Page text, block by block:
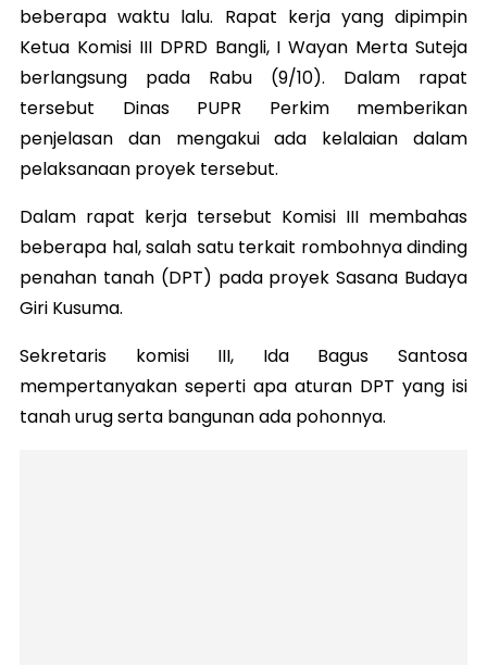
beberapa waktu lalu. Rapat kerja yang dipimpin
Ketua Komisi III DPRD Bangli, I Wayan Merta Suteja
berlangsung pada Rabu (9/10). Dalam rapat
tersebut Dinas PUPR Perkim memberikan
penjelasan dan mengakui ada kelalaian dalam
pelaksanaan proyek tersebut.
Dalam rapat kerja tersebut Komisi III membahas
beberapa hal, salah satu terkait rombohnya dinding
penahan tanah (DPT) pada proyek Sasana Budaya
Giri Kusuma.
Sekretaris komisi III, Ida Bagus Santosa
mempertanyakan seperti apa aturan DPT yang isi
tanah urug serta bangunan ada pohonnya.